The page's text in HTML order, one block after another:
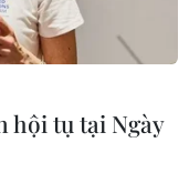
hội tụ tại Ngày